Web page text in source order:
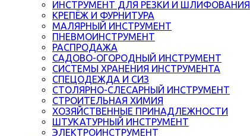
ИНСТРУМЕНТ ДЛЯ РЕЗКИ И ШЛИФОВАНИЯ
КРЕПЁЖ И ФУРНИТУРА
МАЛЯРНЫЙ ИНСТРУМЕНТ
ПНЕВМОИНСТРУМЕНТ
РАСПРОДАЖА
САДОВО-ОГОРОДНЫЙ ИНСТРУМЕНТ
СИСТЕМЫ ХРАНЕНИЯ ИНСТРУМЕНТА
СПЕЦОДЕЖДА И СИЗ
СТОЛЯРНО-СЛЕСАРНЫЙ ИНСТРУМЕНТ
СТРОИТЕЛЬНАЯ ХИМИЯ
ХОЗЯЙСТВЕННЫЕ ПРИНАДЛЕЖНОСТИ
ШТУКАТУРНЫЙ ИНСТРУМЕНТ
ЭЛЕКТРОИНСТРУМЕНТ